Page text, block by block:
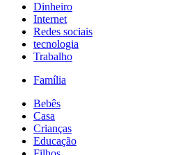
Dinheiro
Internet
Redes sociais
tecnologia
Trabalho
Família
Bebês
Casa
Crianças
Educação